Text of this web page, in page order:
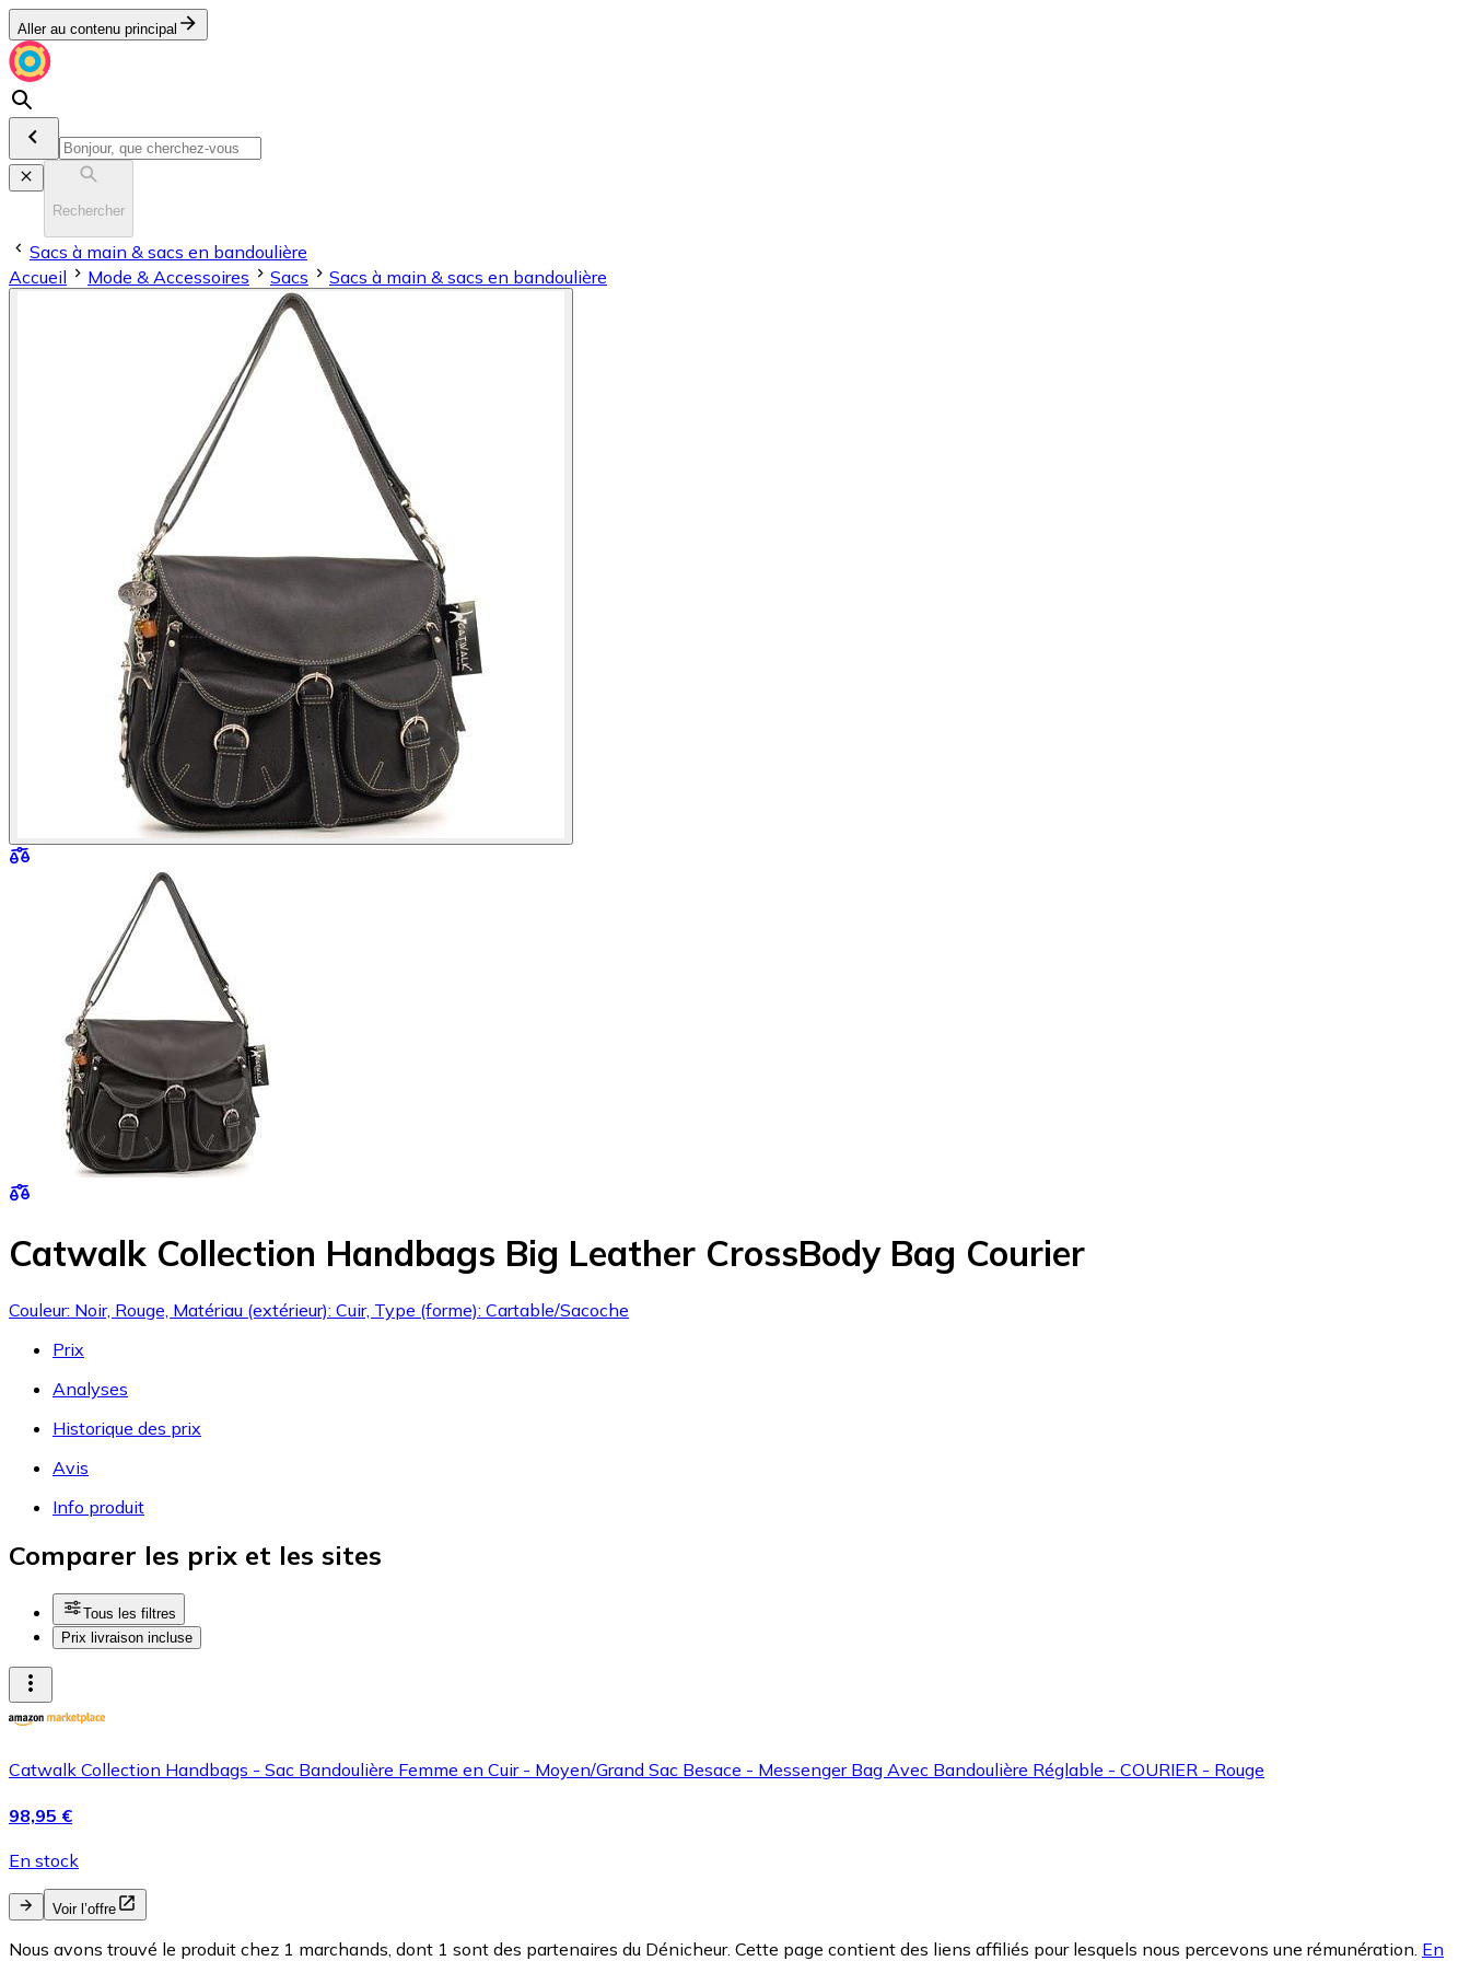
Aller au contenu principal
Rechercher
Sacs à main & sacs en bandoulière
Accueil
Mode & Accessoires Sacs Sacs à main & sacs en bandoulière
Catwalk Collection Handbags Big Leather CrossBody Bag Courier
Couleur: Noir, Rouge, Matériau (extérieur): Cuir, Type (forme): Cartable/Sacoche
Prix
Analyses
Historique des prix
Avis
Info produit
Comparer les prix et les sites
Tous les filtres
Prix livraison incluse
Catwalk Collection Handbags - Sac Bandoulière Femme en Cuir - Moyen/Grand Sac Besace - Messenger Bag Avec Bandoulière Réglable - COURIER - Rouge
98,95 €
En stock
Voir l’offre
Nous avons trouvé le produit chez 1 marchands, dont 1 sont des partenaires du Dénicheur. Cette page contient des liens affiliés pour lesquels nous percevons une rémunération. En